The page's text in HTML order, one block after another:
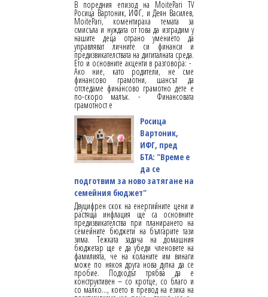
В поредния епизод на MoitePari TV
Росица Вартоник, ИФГ, и Деян Василев,
MoitePari, коментираха темата за
смисъла и нуждата от това да изградим у
нашите деца отрано умението да
управляват личните си финанси и
предизвикателствата на дигиталната среда.
Ето и основните акценти в разговора: -
Ако ние, като родители, не сме
финансово грамотни, шансът да
отгледаме финансово грамотно дете е
по-скоро малък. - Финансовата
грамотност е
Росица
Вартоник,
ИФГ, пред
БТА: "Време е
да се
подготвим за ново затягане на
семейния бюджет"
Двуцифрен скок на енергийните цени и
растяща инфлация ще са основните
предизвикателства при планирането на
семейните бюджети на българите тази
зима. Тежката задача на домашния
бюджетар ще е да убеди членовете на
фамилията, че на коланите им винаги
може по някоя друга нова дупка да се
пробие. Подходът трябва да е
конструктивен – со кротце, со благо и
со малко…, което в превод на езика на